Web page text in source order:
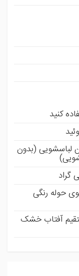
کنید
(بدون
حوله رنگی
آفتاب خشک